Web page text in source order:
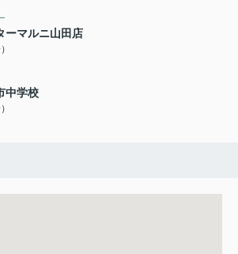
ーマルニ山田店
中学校